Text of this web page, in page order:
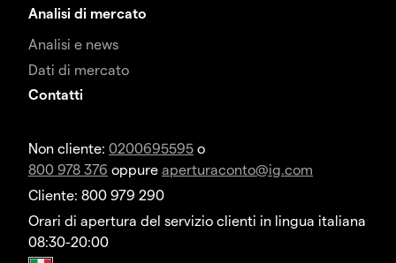
Analisi di mercato
Analisi e news
Dati di mercato
Contatti
Non cliente: 0200695595 o
800 978 376 oppure aperturaconto@ig.com
Cliente: 800 979 290
Orari di apertura del servizio clienti in lingua italiana
08:30-20:00